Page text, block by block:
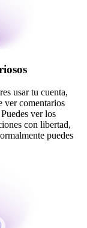
usar tu cuenta,
ver comentarios
ver los
con libertad,
puedes